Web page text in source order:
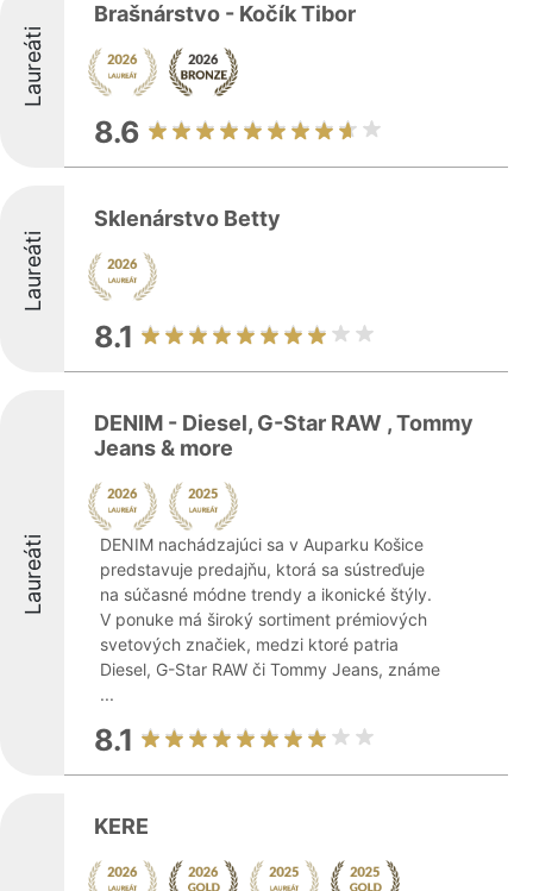
Laureáti
Brašnárstvo - Kočík Tibor
8.6
Laureáti
Sklenárstvo Betty
8.1
Laureáti
DENIM - Diesel, G-Star RAW , Tommy
Jeans & more
DENIM nachádzajúci sa v Auparku Košice
predstavuje predajňu, ktorá sa sústreďuje
na súčasné módne trendy a ikonické štýly.
V ponuke má široký sortiment prémiových
svetových značiek, medzi ktoré patria
Diesel, G-Star RAW či Tommy Jeans, známe
...
8.1
KERE